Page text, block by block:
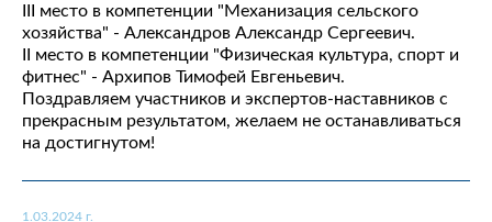
III место в компетенции "Механизация сельского
хозяйства" - Александров Александр Сергеевич.
II место в компетенции "Физическая культура, спорт и
фитнес" - Архипов Тимофей Евгеньевич.
Поздравляем участников и экспертов-наставников с
прекрасным результатом, желаем не останавливаться
на достигнутом!
1.03.2024 г.